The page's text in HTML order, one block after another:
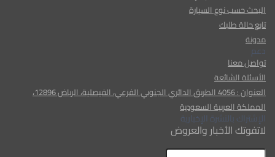
البحث حسب نوع السيارة
تابع حالة طلبك
مدونة
دعم
تواصل معنا
الأسئلة الشائعة
العنوان : 4056 الطريق الدائري الجنوبي الفرعي، الفيصلية، الرياض 12896،
المملكة العربية السعودية
الإشتراك بالنشرة الإخبارية
لاتفوتك الأخبار والعروض